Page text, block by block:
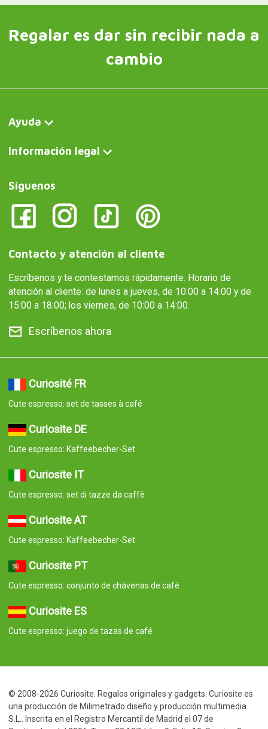
Regalar es dar sin recibir nada a
cambio
Ayuda
Información legal
Síguenos
Contacto y atención al cliente
Escríbenos y te contestamos rápidamente. Horario de
atención al cliente: de lunes a jueves, de 10:00 a 14:00 y de
15:00 a 18:00; los viernes, de 10:00 a 14:00.
Escríbenos ahora
Curiosité FR
Cute espresso: set de tasses à café
Curiosite DE
Cute espresso: Kaffeebecher-Set
Curiosite IT
Cute espresso: set di tazze da caffè
Curiosite AT
Cute espresso: Kaffeebecher-Set
Curiosite PT
Cute espresso: conjunto de chávenas de café
Curiosite ES
Cute espresso: juego de tazas de café
© 2008-2026 Curiosite. Regalos originales y gadgets. Curiosite es
una producción de Milimetrado diseño y producción multimedia
S.L.. Inscrita en el Registro Mercantil de Madrid el 07 de